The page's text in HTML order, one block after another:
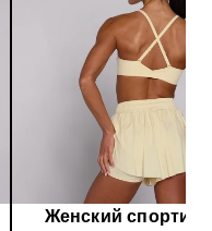
Женский